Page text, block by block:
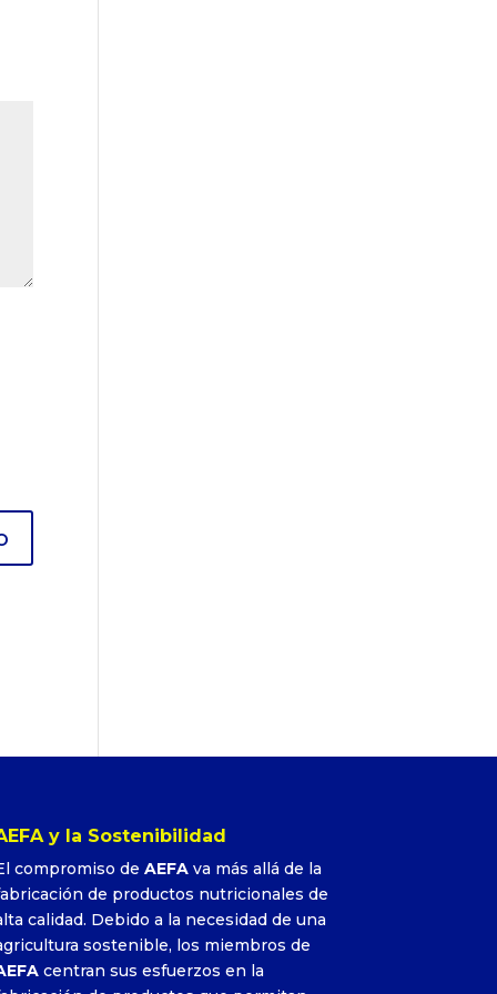
y la Sostenibilidad
compromiso de AEFAva más allá de la
de productos nutricionales de
calidad. Debido a la necesidad de una
sostenible, los miembros de
centran sus esfuerzos en la